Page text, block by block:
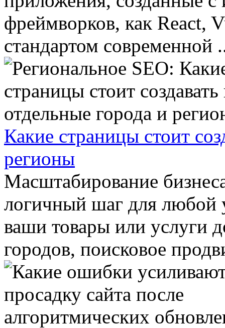
фреймворков, как React,
стандартом современной
Какие страницы стоит
регионы
Масштабирование
логичный шаг для любой
ваши товары или услуги
городов, поисковое